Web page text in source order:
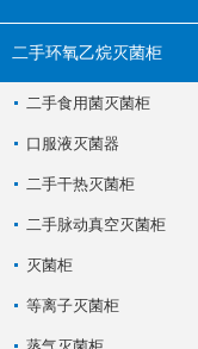
二手环氧乙烷灭菌柜
二手食用菌灭菌柜
口服液灭菌器
二手干热灭菌柜
二手脉动真空灭菌柜
灭菌柜
等离子灭菌柜